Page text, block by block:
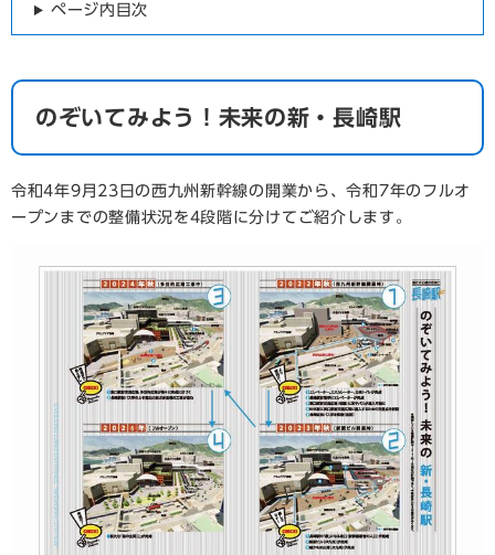
ページ内目次
のぞいてみよう！未来の新・長崎駅
令和4年9月23日の西九州新幹線の開業から、令和7年のフルオ
ープンまでの整備状況を4段階に分けてご紹介します。